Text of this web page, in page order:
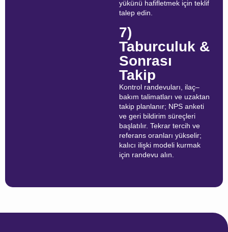
yükünü hafifletmek için teklif
talep edin.
7)
Taburculuk &
Sonrası
Takip
Kontrol randevuları, ilaç–
bakım talimatları ve uzaktan
takip planlanır; NPS anketi
ve geri bildirim süreçleri
başlatılır. Tekrar tercih ve
referans oranları yükselir;
kalıcı ilişki modeli kurmak
için randevu alın.